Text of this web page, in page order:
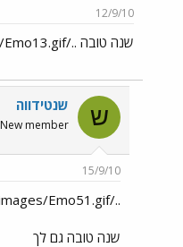
12/9/10
שנה טובה ../images/Emo13.gif
ש שנטידווה
New member
15/9/10
../images/Emo51.gif
שנה טובה גם לך